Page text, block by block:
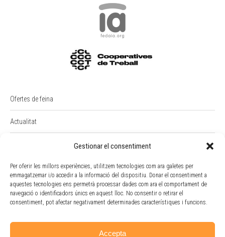
Gestionar el consentiment
Per oferir les millors experiències, utilitzem tecnologies com ara galetes per
emmagatzemar i/o accedir a la informació del dispositiu. Donar el consentiment a
aquestes tecnologies ens permetrà processar dades com ara el comportament de
navegació o identificadors únics en aquest lloc. No consentir o retirar el
consentiment, pot afectar negativament determinades característiques i funcions.
Accepta
Ofertes de feina
Actualitat
Intranet
Portal Empleat